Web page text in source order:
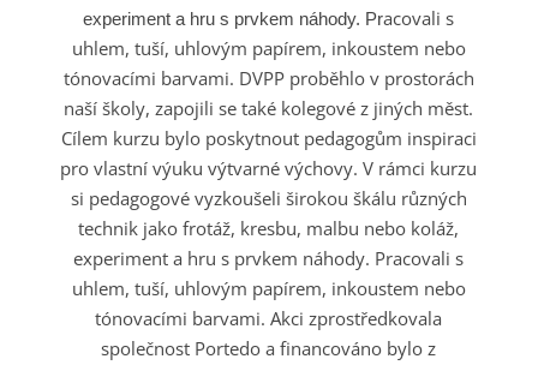
experiment a hru s prvkem náhody. Pracovali s
uhlem, tuší, uhlovým papírem, inkoustem nebo
tónovacími barvami. DVPP proběhlo v prostorách
naší školy, zapojili se také kolegové z jiných měst.
Cílem kurzu bylo poskytnout pedagogům inspiraci
pro vlastní výuku výtvarné výchovy. V rámci kurzu
si pedagogové vyzkoušeli širokou škálu různých
technik jako frotáž, kresbu, malbu nebo koláž,
experiment a hru s prvkem náhody. Pracovali s
uhlem, tuší, uhlovým papírem, inkoustem nebo
tónovacími barvami. Akci zprostředkovala
společnost Portedo a financováno bylo z